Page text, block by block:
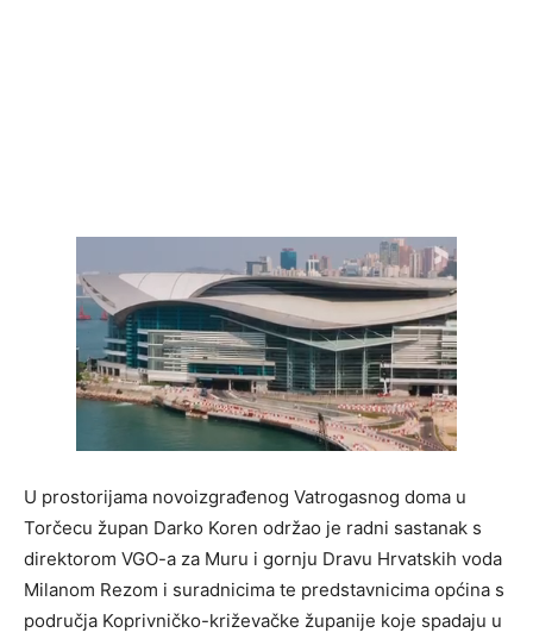
U prostorijama novoizgrađenog Vatrogasnog doma u
Torčecu župan Darko Koren održao je radni sastanak s
direktorom VGO-a za Muru i gornju Dravu Hrvatskih voda
Milanom Rezom i suradnicima te predstavnicima općina s
područja Koprivničko-križevačke županije koje spadaju u